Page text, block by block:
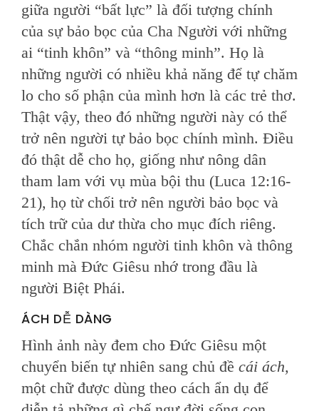
giữa người “bất lực” là đối tượng chính
của sự bảo bọc của Cha Người với những
ai “tinh khôn” và “thông minh”. Họ là
những người có nhiều khả năng để tự chăm
lo cho số phận của mình hơn là các trẻ thơ.
Thật vậy, theo đó những người này có thể
trở nên người tự bảo bọc chính mình. Điều
đó thật dễ cho họ, giống như nông dân
tham lam với vụ mùa bội thu (Luca 12:16-
21), họ từ chối trở nên người bảo bọc và
tích trữ của dư thừa cho mục đích riêng.
Chắc chắn nhóm người tinh khôn và thông
minh mà Đức Giêsu nhớ trong đầu là
người Biệt Phái.
ÁCH DỄ DÀNG
Hình ảnh này đem cho Đức Giêsu một
chuyển biến tự nhiên sang chủ đề cái ách,
một chữ được dùng theo cách ẩn dụ để